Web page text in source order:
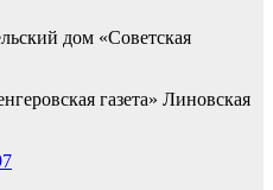
дом «Советская
газета» Линовская